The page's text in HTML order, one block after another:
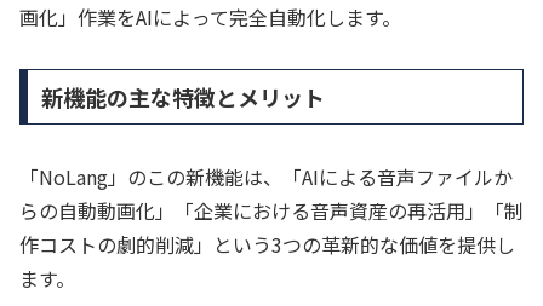
画化」作業をAIによって完全自動化します。
新機能の主な特徴とメリット
「NoLang」のこの新機能は、「AIによる音声ファイルか
らの自動動画化」「企業における音声資産の再活用」「制
作コストの劇的削減」という3つの革新的な価値を提供し
ます。